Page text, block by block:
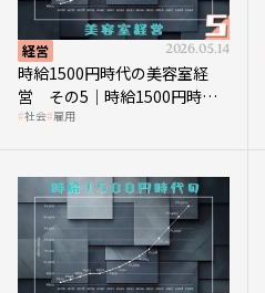
経営 2026.05.14
時給1500円時代の美容室経
営 その5｜時給1500円時代
の到来は美容業の収益構造を
社会 雇用